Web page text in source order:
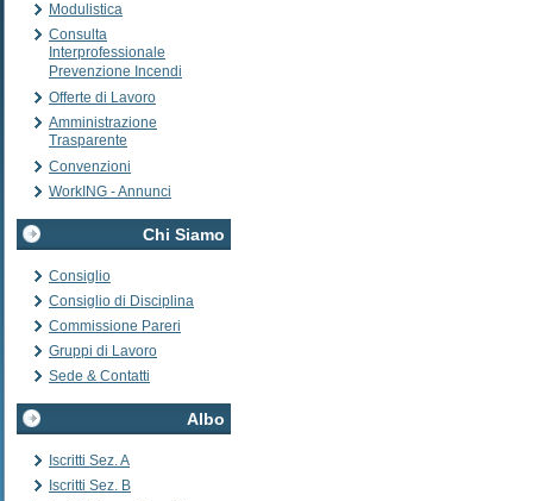
Modulistica
Consulta
Interprofessionale
Prevenzione Incendi
Offerte di Lavoro
Amministrazione
Trasparente
Convenzioni
WorkING - Annunci
Chi Siamo
Consiglio
Consiglio di Disciplina
Commissione Pareri
Gruppi di Lavoro
Sede & Contatti
Albo
Iscritti Sez. A
Iscritti Sez. B